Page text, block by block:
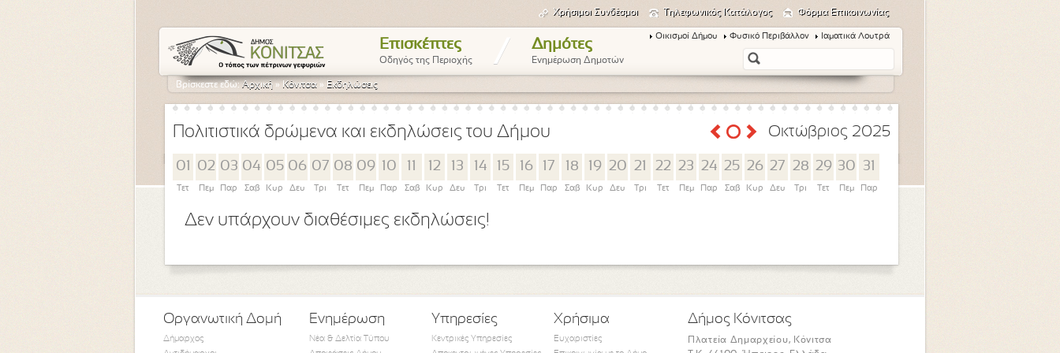
Χρήσιμοι Συνδέσμοι Τηλεφωνικός Κατάλογος Φόρμα Επικοινωνίας
Επισκέπτες
Οδηγός της Περιοχής / Δημότες
Ενημέρωση Δημοτών
Οικισμοί Δήμου Φυσικό Περιβάλλον Ιαματικά Λουτρά
Βρίσκεστε εδώ:Αρχική » Κόνιτσα » Εκδηλώσεις
Πολιτιστικά δρώμενα και εκδηλώσεις του Δήμου Οκτώβριος 2025
01
Τετ
02
Πεμ
03
Παρ
04
Σαβ
05
Κυρ
06
Δευ
07
Τρι
08
Τετ
09
Πεμ
10
Παρ Σαβ
12
Κυρ
13
Δευ
14
Τρι
15
Τετ
16
Πεμ
17
Παρ
18
Σαβ
19
Κυρ
20
Δευ
21
Τρι
22
Τετ
23
Πεμ
24
Παρ
25
Σαβ
26
Κυρ
27
Δευ
28
Τρι
29
Τετ
30
Πεμ
31
Παρ
Δεν υπάρχουν διαθέσιμες εκδηλώσεις!
Οργανωτική Δομή
Δήμαρχος
Ενημέρωση
Νέα & Δελτία Τύπου
Υπηρεσίες
Κεντρικές Υπηρεσίες
Χρήσιμα
Ευχαριστίες
Δήμος Κόνιτσας
Πλατεία Δημαρχείου, Κόνιτσα